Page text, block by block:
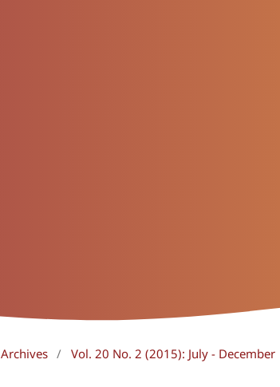
Archives / Vol. 20 No. 2 (2015): July - December